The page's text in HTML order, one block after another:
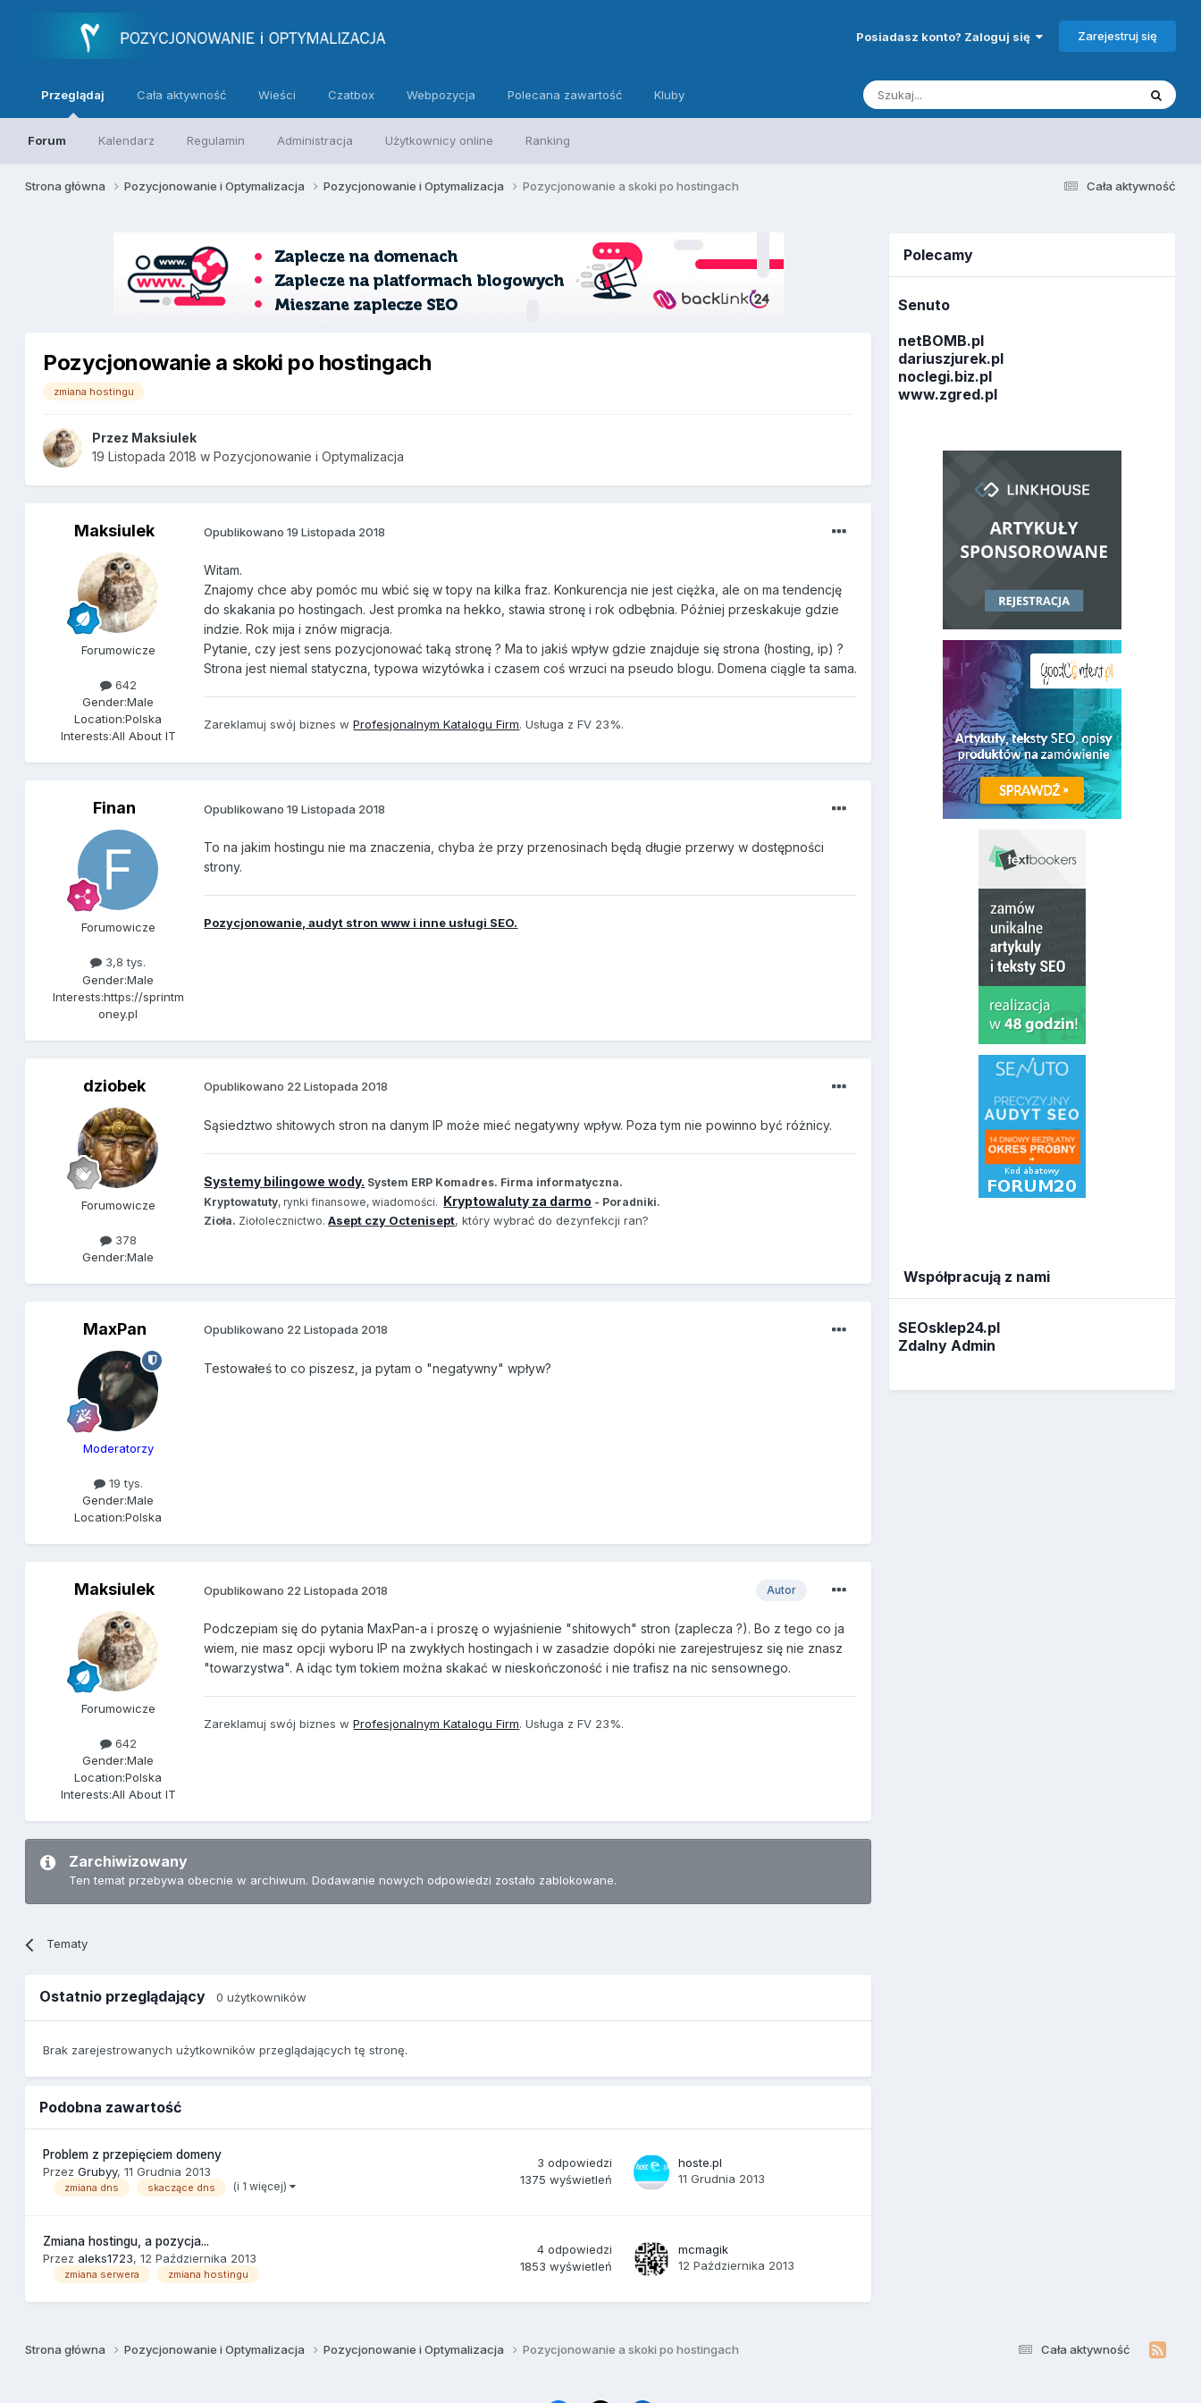
Posiadasz konto? Zaloguj się Zarejestruj się
Przeglądaj
Forum Kalendarz Regulamin Administracja Użytkownicy online Ranking
Cała aktywność Wieści Czatbox Webpozycja Polecana zawartość Kluby
Cała aktywność
Strona główna Pozycjonowanie i Optymalizacja Pozycjonowanie i Optymalizacja Pozycjonowanie a skoki po hostingach
Pozycjonowanie a skoki po hostingach
zmiana hostingu
Przez Maksiulek
19 Listopada 2018 wPozycjonowanie i Optymalizacja
Maksiulek
Forumowicze
642
Gender:Male
Location:Polska
Interests:All About IT
Opublikowano19 Listopada 2018
Witam.
Znajomy chce aby pomóc mu wbić się w topy na kilka fraz. Konkurencja nie jest ciężka, ale on ma tendencję
do skakania po hostingach. Jest promka na hekko, stawia stronę i rok odbębnia. Później przeskakuje gdzie
indzie. Rok mija i znów migracja.
Pytanie, czy jest sens pozycjonować taką stronę ? Ma to jakiś wpływ gdzie znajduje się strona (hosting, ip) ?
Strona jest niemal statyczna, typowa wizytówka i czasem coś wrzuci na pseudo blogu. Domena ciągle ta sama.
Zareklamuj swój biznes wProfesjonalnym Katalogu Firm. Usługa z FV 23%.
Finan
Forumowicze
3,8 tys.
Gender:Male
Interests:https://sprintm
oney.pl
Opublikowano19 Listopada 2018
To na jakim hostingu nie ma znaczenia, chyba że przy przenosinach będą długie przerwy w dostępności
strony.
Pozycjonowanie, audyt stron www i inne usługi SEO.
dziobek
Forumowicze
378
Gender:Male
Opublikowano 22 Listopada 2018
Sąsiedztwo shitowych stron na danym IP może mieć negatywny wpływ. Poza tym nie powinno być różnicy.
Systemy bilingowe wody. System ERP Komadres. Firma informatyczna.
Kryptowatuty, rynki finansowe, wiadomości. Kryptowaluty za darmo - Poradniki.
Zioła. Ziołolecznictwo. Asept czy Octenisept, który wybrać do dezynfekcji ran?
MaxPan
Moderatorzy
19 tys.
Gender:Male
Location:Polska
Opublikowano 22 Listopada 2018
Testowałeś to co piszesz, ja pytam o "negatywny" wpływ?
Maksiulek
Forumowicze
642
Gender:Male
Location:Polska
Interests:All About IT
Autor
Opublikowano 22 Listopada 2018
Podczepiam się do pytania MaxPan-a i proszę o wyjaśnienie "shitowych" stron (zaplecza ?). Bo z tego co ja
wiem, nie masz opcji wyboru IP na zwykłych hostingach i w zasadzie dopóki nie zarejestrujesz się nie znasz
"towarzystwa". A idąc tym tokiem można skakać w nieskończoność i nie trafisz na nic sensownego.
Zareklamuj swój biznes wProfesjonalnym Katalogu Firm. Usługa z FV 23%.
Zarchiwizowany
Ten temat przebywa obecnie w archiwum. Dodawanie nowych odpowiedzi zostało zablokowane.
Tematy
Ostatnio przeglądający0 użytkowników
Brak zarejestrowanych użytkowników przeglądających tę stronę.
Podobna zawartość
Problem z przepięciem domeny
PrzezGrubyy,11 Grudnia 2013
zmiana dns skaczące dns (i 1 więcej)
3 odpowiedzi
1375 wyświetleń
hoste.pl
11 Grudnia 2013
Zmiana hostingu, a pozycja...
Przez aleks1723,12 Października 2013
zmiana serwera zmiana hostingu
4 odpowiedzi
1853 wyświetleń
mcmagik
12 Października 2013
Polecamy
Senuto
netBOMB.pl
dariuszjurek.pl
noclegi.biz.pl
www.zgred.pl
Współpracują z nami
SEOsklep24.pl
Zdalny Admin
Cała aktywność
Strona główna Pozycjonowanie i Optymalizacja Pozycjonowanie i Optymalizacja Pozycjonowanie a skoki po hostingach